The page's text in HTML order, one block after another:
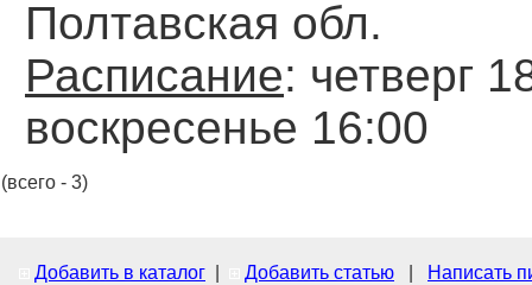
Полтавская обл.
Расписание: четверг
воскресенье 16:00
(всего - 3)
Добавить в каталог Добавить статью
Написать